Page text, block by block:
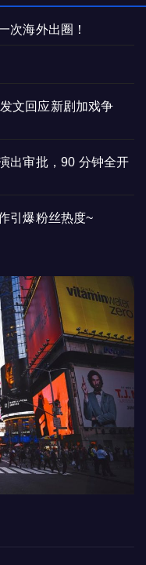
次海外出圈！
文回应新剧加戏争
出审批，90 分钟全开
引爆粉丝热度~